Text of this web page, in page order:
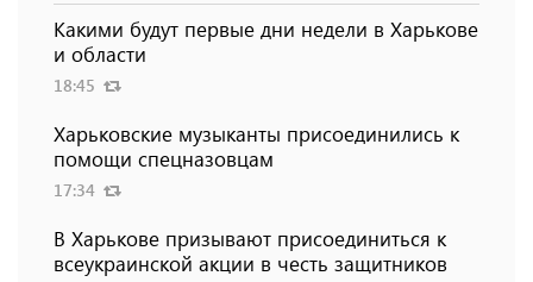
Какими будут первые дни недели в Харькове
и области
18:45
Харьковские музыканты присоединились к
помощи спецназовцам
17:34
В Харькове призывают присоединиться к
всеукраинской акции в честь защитников